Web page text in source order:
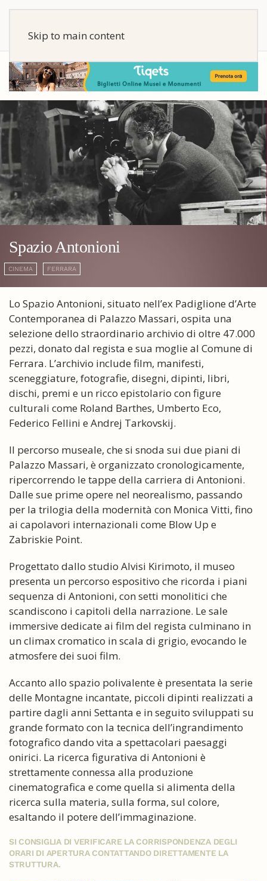
Skip to main content
Spazio Antonioni
CINEMA FERRARA
Lo Spazio Antonioni, situato nell’ex Padiglione d’Arte
Contemporanea di Palazzo Massari, ospita una
selezione dello straordinario archivio di oltre 47.000
pezzi, donato dal regista e sua moglie al Comune di
Ferrara. L’archivio include film, manifesti,
sceneggiature, fotografie, disegni, dipinti, libri,
dischi, premi e un ricco epistolario con figure
culturali come Roland Barthes, Umberto Eco,
Federico Fellini e Andrej Tarkovskij.
Il percorso museale, che si snoda sui due piani di
Palazzo Massari, è organizzato cronologicamente,
ripercorrendo le tappe della carriera di Antonioni.
Dalle sue prime opere nel neorealismo, passando
per la trilogia della modernità con Monica Vitti, fino
ai capolavori internazionali come Blow Up e
Zabriskie Point.
Progettato dallo studio Alvisi Kirimoto, il museo
presenta un percorso espositivo che ricorda i piani
sequenza di Antonioni, con setti monolitici che
scandiscono i capitoli della narrazione. Le sale
immersive dedicate ai film del regista culminano in
un climax cromatico in scala di grigio, evocando le
atmosfere dei suoi film.
Accanto allo spazio polivalente è presentata la serie
delle Montagne incantate, piccoli dipinti realizzati a
partire dagli anni Settanta e in seguito sviluppati su
grande formato con la tecnica dell’ingrandimento
fotografico dando vita a spettacolari paesaggi
onirici. La ricerca figurativa di Antonioni è
strettamente connessa alla produzione
cinematografica e come quella si alimenta della
ricerca sulla materia, sulla forma, sul colore,
esaltando il potere dell’immaginazione.
SI CONSIGLIA DI VERIFICARE LA CORRISPONDENZA DEGLI
ORARI DI APERTURA CONTATTANDO DIRETTAMENTE LA
STRUTTURA.